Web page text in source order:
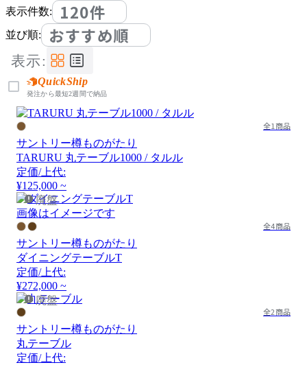
表示件数:
120件
並び順: おすすめ順
表示:
QuickShip
発注から最短2週間で納品
全1商品
サントリー樽ものがたり
TARURU 丸テーブル1000 / タルル
定価/上代:
¥125,000 ~
廃盤
画像はイメージです
全4商品
サントリー樽ものがたり
ダイニングテーブルT
定価/上代:
¥272,000 ~
廃盤
全2商品
サントリー樽ものがたり
丸テーブル
定価/上代: